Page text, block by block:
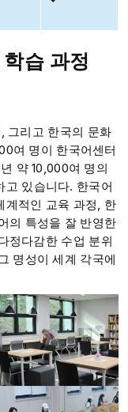
습 과정
그리고 한국의 문화
여 명이 한국어센터
약 10,000여 명의
고 있습니다. 한국어
계적인 교육 과정, 한
의 특성을 잘 반영한
정다감한 수업 분위
명성이 세계 각국에